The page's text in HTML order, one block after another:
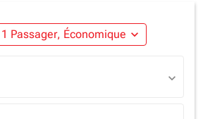
1 Passager, Économique expand_more
expand_more